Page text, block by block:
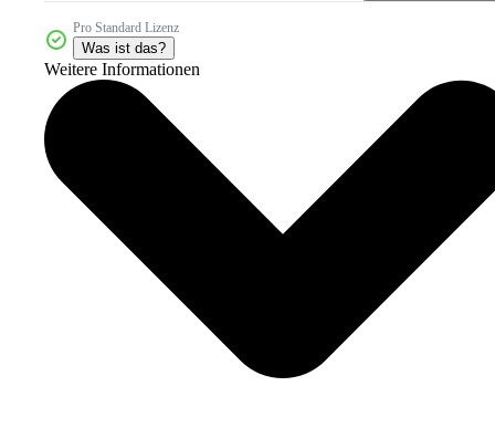
Pro Standard Lizenz
Was ist das?
Weitere Informationen